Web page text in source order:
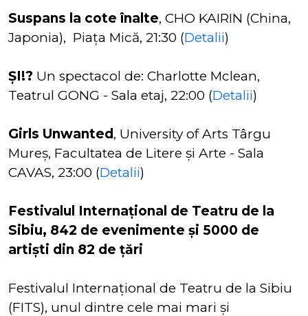
Suspans la cote înalte, CHO KAIRIN (China,
Japonia), Piața Mică, 21:30 (Detalii)
ȘI!? Un spectacol de: Charlotte Mclean,
Teatrul GONG - Sala etaj, 22:00 (Detalii)
Girls Unwanted , University of Arts Târgu
Mureș, Facultatea de Litere și Arte - Sala
CAVAS, 23:00 (Detalii)
Festivalul Internațional de Teatru de la
Sibiu, 842 de evenimente și 5000 de
artiști din 82 de țări
Festivalul Internațional de Teatru de la Sibiu
(FITS), unul dintre cele mai mari și